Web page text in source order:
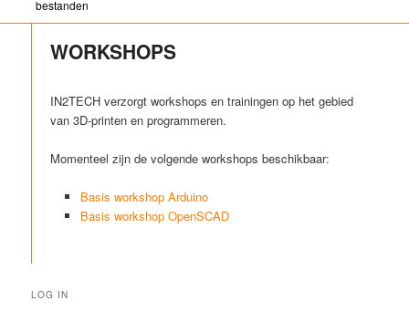
bestanden
WORKSHOPS
IN2TECH verzorgt workshops en trainingen op het gebied
van 3D-printen en programmeren.
Momenteel zijn de volgende workshops beschikbaar:
Basis workshop Arduino
Basis workshop OpenSCAD
LOG IN